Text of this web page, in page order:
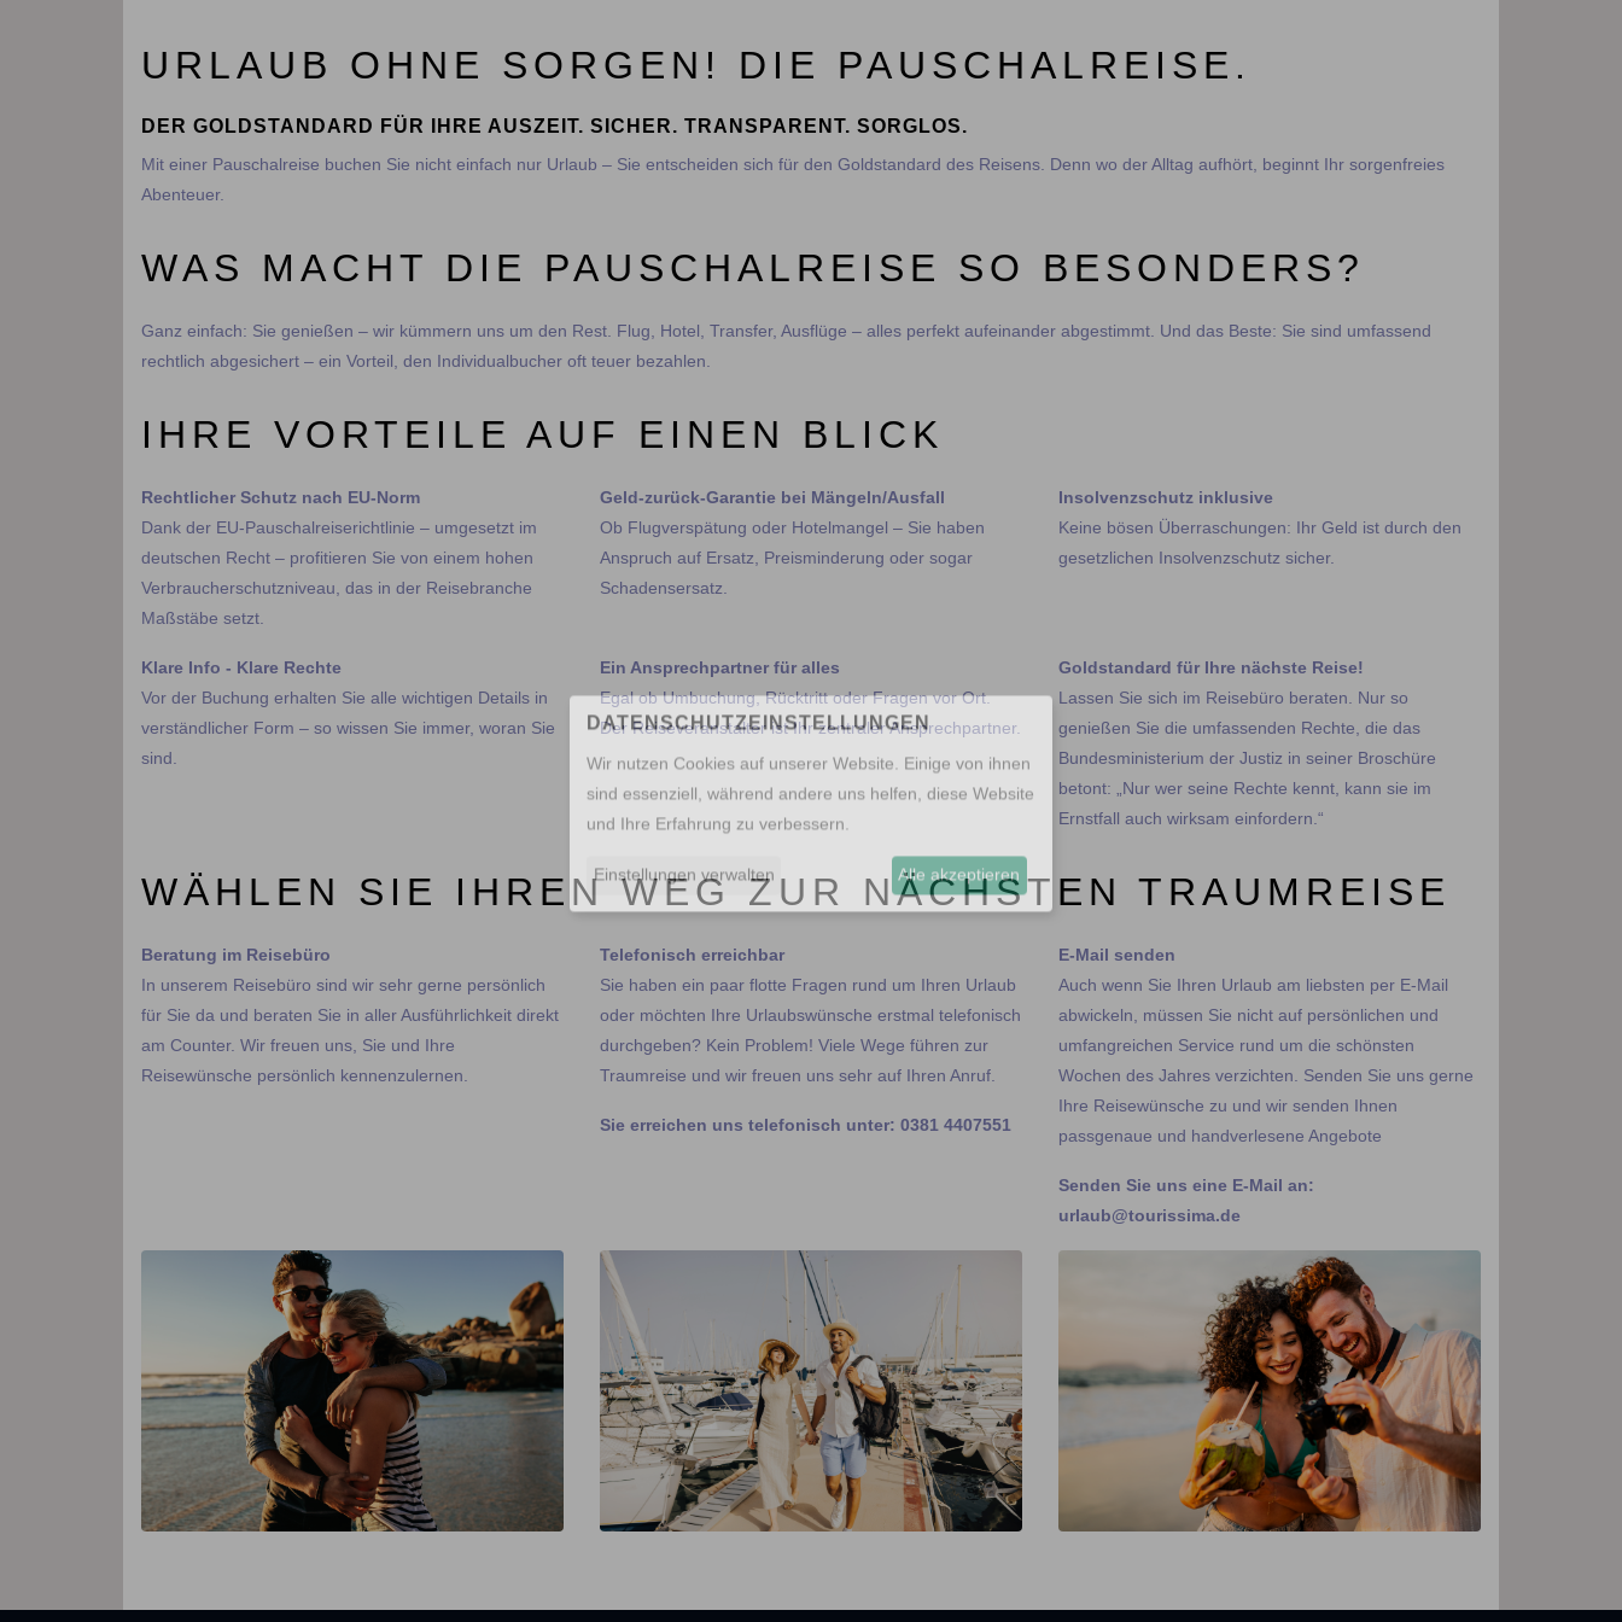
URLAUB OHNE SORGEN! DIE PAUSCHALREISE.
DER GOLDSTANDARD FÜR IHRE AUSZEIT. SICHER. TRANSPARENT. SORGLOS.
Mit einer Pauschalreise buchen Sie nicht einfach nur Urlaub – Sie entscheiden sich für den Goldstandard des Reisens. Denn wo der Alltag aufhört, beginnt Ihr sorgenfreies
Abenteuer.
WAS MACHT DIE PAUSCHALREISE SO BESONDERS?
Ganz einfach: Sie genießen – wir kümmern uns um den Rest. Flug, Hotel, Transfer, Ausflüge – alles perfekt aufeinander abgestimmt. Und das Beste: Sie sind umfassend
rechtlich abgesichert – ein Vorteil, den Individualbucher oft teuer bezahlen.
IHRE VORTEILE AUF EINEN BLICK
Rechtlicher Schutz nach EU-Norm
Dank der EU-Pauschalreiserichtlinie – umgesetzt im
deutschen Recht – profitieren Sie von einem hohen
Verbraucherschutzniveau, das in der Reisebranche
Maßstäbe setzt.
Geld-zurück-Garantie bei Mängeln/Ausfall
​​​​​​​Ob Flugverspätung oder Hotelmangel – Sie haben
Anspruch auf Ersatz, Preisminderung oder sogar
Schadensersatz.
Insolvenzschutz inklusive
Keine bösen Überraschungen: Ihr Geld ist durch den
gesetzlichen Insolvenzschutz sicher.
Klare Info - Klare Rechte
​​​​​​​Vor der Buchung erhalten Sie alle wichtigen Details in
verständlicher Form – so wissen Sie immer, woran Sie
sind.
Ein Ansprechpartner für alles
​​​​​​​Egal ob Umbuchung, Rücktritt oder Fragen vor Ort.
Der Reiseveranstalter ist Ihr zentraler Ansprechpartner.
Goldstandard für Ihre nächste Reise!
​​​​​​​Lassen Sie sich im Reisebüro beraten. Nur so
genießen Sie die umfassenden Rechte, die das
Bundesministerium der Justiz in seiner Broschüre
betont: „Nur wer seine Rechte kennt, kann sie im
Ernstfall auch wirksam einfordern.“
WÄHLEN SIE IHREN WEG ZUR NÄCHSTEN TRAUMREISE
Beratung im Reisebüro​​​​​​​
In unserem Reisebüro sind wir sehr gerne persönlich
für Sie da und beraten Sie in aller Ausführlichkeit direkt
am Counter. Wir freuen uns, Sie und Ihre
Reisewünsche persönlich kennenzulernen.
Telefonisch erreichbar​​​​​​​
​​​​​​​Sie haben ein paar flotte Fragen rund um Ihren Urlaub
oder möchten Ihre Urlaubswünsche erstmal telefonisch
durchgeben? Kein Problem! Viele Wege führen zur
Traumreise und wir freuen uns sehr auf Ihren Anruf.
Sie erreichen uns telefonisch unter: 0381 4407551
E-Mail senden
Auch wenn Sie Ihren Urlaub am liebsten per E-Mail
abwickeln, müssen Sie nicht auf persönlichen und
umfangreichen Service rund um die schönsten
Wochen des Jahres verzichten. Senden Sie uns gerne
Ihre Reisewünsche zu und wir senden Ihnen
passgenaue und handverlesene Angebote
Senden Sie uns eine E-Mail an:
urlaub@tourissima.de
DATENSCHUTZEINSTELLUNGEN
Wir nutzen Cookies auf unserer Website. Einige von ihnen
sind essenziell, während andere uns helfen, diese Website
und Ihre Erfahrung zu verbessern.
Einstellungen verwalten Alle akzeptieren